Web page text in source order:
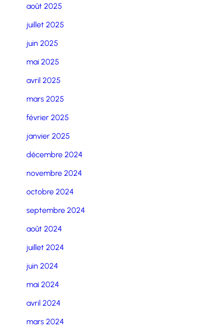
août 2025
juillet 2025
juin 2025
mai 2025
avril 2025
mars 2025
février 2025
janvier 2025
décembre 2024
novembre 2024
octobre 2024
septembre 2024
août 2024
juillet 2024
juin 2024
mai 2024
avril 2024
mars 2024